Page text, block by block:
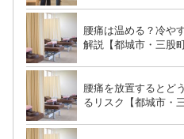
腰痛は温める？冷や
解説【都城市・三股
腰痛を放置するとど
るリスク【都城市・